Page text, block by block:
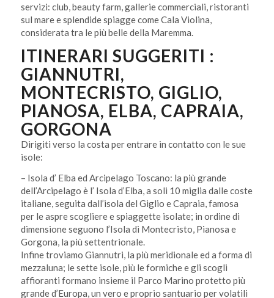
servizi: club, beauty farm, gallerie commerciali, ristoranti
sul mare e splendide spiagge come Cala Violina,
considerata tra le più belle della Maremma.
ITINERARI SUGGERITI :
GIANNUTRI,
MONTECRISTO, GIGLIO,
PIANOSA, ELBA, CAPRAIA,
GORGONA
Dirigiti verso la costa per entrare in contatto con le sue
isole:
– Isola d’ Elba ed Arcipelago Toscano: la più grande
dell’Arcipelago è l’ Isola d’Elba, a soli 10 miglia dalle coste
italiane, seguita dall’isola del Giglio e Capraia, famosa
per le aspre scogliere e spiaggette isolate; in ordine di
dimensione seguono l’Isola di Montecristo, Pianosa e
Gorgona, la più settentrionale.
Infine troviamo Giannutri, la più meridionale ed a forma di
mezzaluna; le sette isole, più le formiche e gli scogli
affioranti formano insieme il Parco Marino protetto più
grande d’Europa, un vero e proprio santuario per volatili